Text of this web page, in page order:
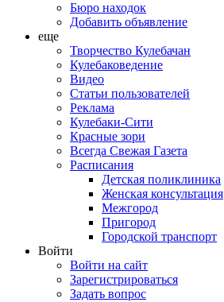
Бюро находок
Добавить объявление
еще
Творчество Кулебачан
Кулебаковедение
Видео
Статьи пользователей
Реклама
Кулебаки-Сити
Красные зори
Всегда Свежая Газета
Расписания
Детская поликлиника
Женская консультация
Межгород
Пригород
Городской транспорт
Войти
Войти на сайт
Зарегистрироваться
Задать вопрос